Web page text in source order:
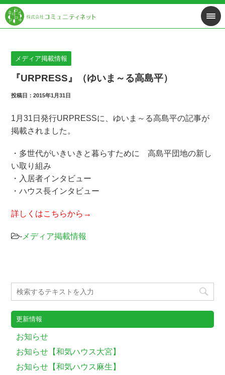
メディア掲載情報
『URPRESS』（ゆいま～る高島平）
投稿日：2015年1月31日
1月31日発行URPRESSに、ゆいま～る高島平の記事が
掲載されました。
・多世代がいきいきと暮らすために 高島平団地の新し
い取り組み
・入居者インタビュー
・ハウス長インタビュー
詳しくはこちらから→
- メディア掲載情報
更新情報
お知らせ
お知らせ【和気ハウス大宮】
お知らせ【和気ハウス麻生】